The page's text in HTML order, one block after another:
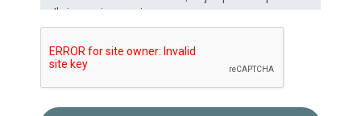
Chapitre 12